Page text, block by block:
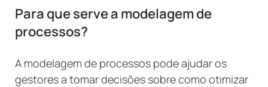
Para que serve a modelagem de
processos?
A modelagem de processos pode ajudar os
gestores a tomar decisões sobre como otimizar